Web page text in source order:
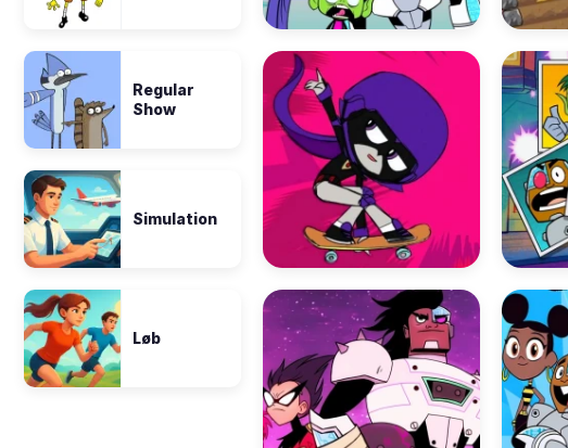
Regular
Show
Simulation
Løb